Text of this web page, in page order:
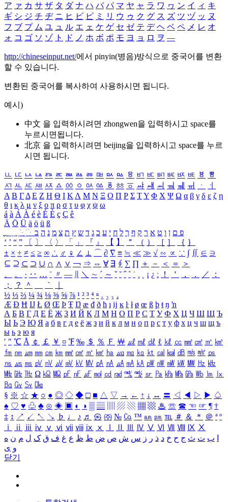
ア ァ カ サ ザ タ ダ ナ ハ バ パ マ ヤ ャ ラ ワ ヮ ン イ ィ キ
ギ シ ジ チ ヂ ニ ヒ ビ ピ ミ リ ウ ゥ ク グ ス ズ ツ ヅ ッ ヌ
フ ブ プ ム ユ ュ ル エ ェ ケ ゲ セ ゼ テ デ ヘ ベ ペ メ レ オ
ォ コ ゴ ソ ゾ ト ド ノ ホ ボ ポ モ ヨ ョ ロ ヲ ―
http://chineseinput.net/에서 pinyin(병음)방식으로 중국어를 변환
할 수 있습니다.
변환된 중국어를 복사하여 사용하시면 됩니다.
예시)
中文 을 입력하시려면 zhongwen을 입력하시고 space를
누르시면됩니다.
北京 을 입력하시려면 beijing을 입력하시고 space를 누르
시면 됩니다.
ㅥ ㅦ ㅧ ㅨ ㅩ ㅪ ㅫ ㅬ ㅭ ㅮ ㅯ ㅰ ㅱ ㅲ ㅳ ㅴ ㅵ ㅶ ㅷ ㅸ
ㅹ
ㅺ ㅻ ㅼ ㅽ ㅾ ㅿ ㆀ ㆁ ㆂ ㆃ ㆄ ㆅ ㆆ ㆇ ㆈ ㆉ ㆊ ㆋ ㆌ ㆍ
ㆎ
Α Β ΓΔ Ε Ζ Η Θ Ι ΚΛ Μ Ν Ξ Ο Π Ρ Σ ΤΥ Φ Χ Ψ Ω α β γ δ ε ζ η
θ ι κ λ μ ν ξ ο π ρ σ τ υ φ χ ψ ω
á à Á À é è É È ç Ç ê
Ä Ö Ü ä ö ü ß
ִֶֹ ֻּ ׁׂ פ ם ן ו ט א ר ק ף ך ל ח י ע כ ג ד ש ץ ת צ מ נ ה ב
‘ ’ “ ” 〔 〕 〈 〉 「 」 『 』 【 】 ＂ （ ） ［ ］ ｛ ｝
± × ÷ ≠ ≤ ≥ ∞ ∴ ♂ ♀ ∠ ⊥ ⌒ ∂ ∇ ≡ ≒ ≪ ≫ √ ∽ ∝ ∵ ∫ ∬ ∈ ∋
⊆ ⊇ ⊂ ⊃ ∪ ∩ ∧ ∨ ￢ ⇒ ⇔ ∀ ∃ ∮ ∑ ∏ ＋ － ＜ ＝
＞
、
。 · ‥ … ¨ 〃 ― ＼ ∼ ´ ～ ˇ ˘ ˝ ˚ ˙ ¸ ¡ ¿ ː ！ ＇ ， ． ／
：
；
？ ＾ ｀
½ ⅓ ⅔ ¼ ¾ ⅛ ⅜ ⅝ ⅞ ¹ ² ³ ⁴ ⁿ ₁ ₂ ₃ ₄
Æ Ð Ħ Ĳ Ł Ø Œ Þ Ŧ Ŋ æ đ ð ħ ı ĳ ĸ ŀ ł ø œ ß þ ŧ ŋ ŉ
А Б В Г Д Е Ё Ж З И Й К Л М Н О П Р С Т У Ф Х Ц Ч Ш Щ Ъ
Ы Ь Э Ю Я а б в г д е ё ж з и й к л м н о п р с т у ф х ц ч ш щ ъ
ы ь э ю я
′ ″ ℃ Å ￠ ￡ ￥ ¤ ℉ ‰ ＄ ％ Ｆ ￦ ㎕ ㎖ ㎗ ℓ ㎘ ㏄ ㎣ ㎤ ㎥ ㎦
㎙ ㎚ ㎛ ㎜ ㎝ ㎞ ㎟ ㎠ ㎡ ㎢ ㏊ ㎍ ㎎ ㎏ ㏏ ㎈ ㎉ ㏈ ㎧ ㎨ ㎰
㎱ ㎲ ㎳ ㎴ ㎵ ㎶ ㎷ ㎸ ㎹ ㎀ ㎁ ㎂ ㎃ ㎄ ㎺ ㎻ ㎽ ㎾ ㎿ ㎐ ㎑
㎒ ㎓ ㎔ Ω ㏀ ㏁ ㎊ ㎋ ㎌ ㏖ ㏅ ㎭ ㎮ ㎯ ㏛ ㎩ ㎪ ㎫ ㎬ ㏝ ㏐
㏓
㏃ ㏉ ㏜ ㏆
§ ※ ☆ ★ ○ ● ◎ ◇ ◆ □ ■ △ ▽ → ← ↑ ↓ ↔ 〓 ◁ ◀ ▷ ▶ ♤
♠ ♡ ♥ ♧ ♣ ⊙ ◈ ▣ ◐ ◑ ▒ ▤ ▨ ▧ ▦ ▩ ♨ ☏ ☎ ☜ ☞ ¶ †
‡ ↕ ↗ ↙ ↖ ↘ ♭ ♩ ♪ ♬ ㉿ ㈜ № ㏇ ™ ㏂ ㏘ ℡ ＃ ＆ ＊ ＠ ª º
ⅰ
ⅱ ⅲ ⅳ ⅴ ⅵ ⅶ ⅷ ⅸ ⅹ Ⅳ Ⅴ Ⅵ Ⅶ Ⅷ Ⅸ Ⅹ
ب ت ث ج ح خ د ذ ر ز س ش ص ض ط ظ ع غ ف ق ک ل م ن ه
و ی
닫기